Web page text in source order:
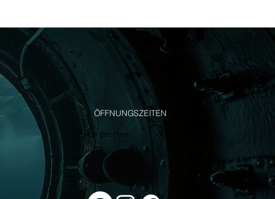
ÖFFNUNGSZEITEN
Täglich geöffnet
08:00 – 17:00 Uhr